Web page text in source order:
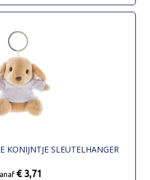
KONIJNTJE SLEUTELHANGER
€ 3,71